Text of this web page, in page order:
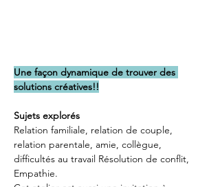
Une façon dynamique de trouver des
solutions créatives!!
Sujets explorés
Relation familiale, relation de couple,
relation parentale, amie, collègue,
difficultés au travail Résolution de conflit,
Empathie.